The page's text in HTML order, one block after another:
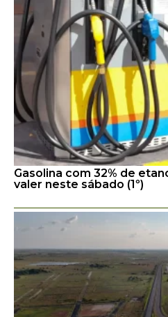
Gasolina com 32% de
valer neste sábado (1º)